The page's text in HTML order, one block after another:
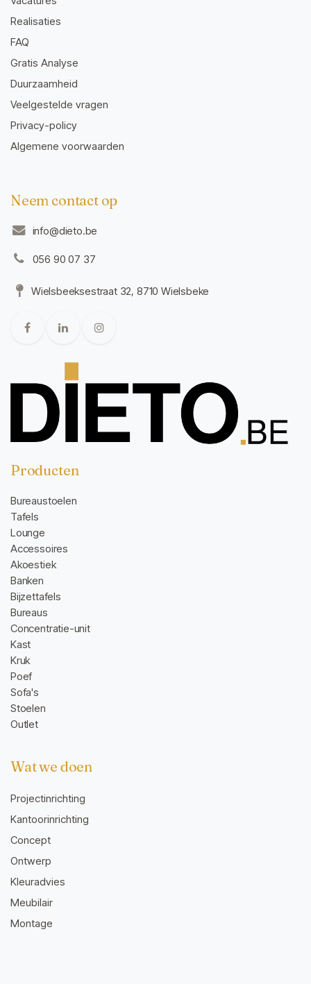
Realisaties
FAQ
Gratis Analyse
Duurzaamheid
Veelgestelde vragen
Privacy-policy
Algemene voorwaarden
Neem contact op
info@dieto.be
056 90 07 37
Wielsbeeksestraat 32, 8710 Wielsbeke
Producten
Bureaustoelen
Tafels
Lounge
Accessoires
Akoestiek
Banken
Bijzettafels
Bureaus
Concentratie-unit
Kast
Kruk
Poef
Sofa's
Stoelen
Outlet
Wat we doen
Projectinrichting
Kantoorinrichting
Concept
Ontwerp
Kleuradvies
Meubilair
Montage